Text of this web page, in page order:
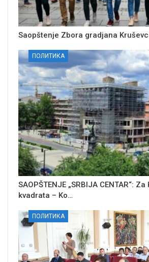
Saopštenje Zbora gradjana
ПОЛИТИКА
SAOPŠTENJE „SRBIJA CENTAR“:
kvadrata – Ko…
ПОЛИТИКА